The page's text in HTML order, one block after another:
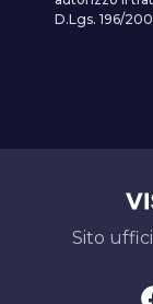
D.Lgs. 196/
Sito